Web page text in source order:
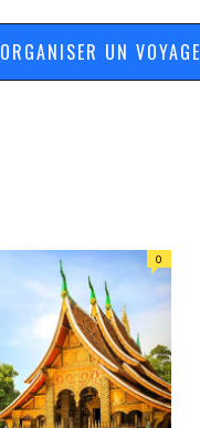
ORGANISER UN VOYAGE
0